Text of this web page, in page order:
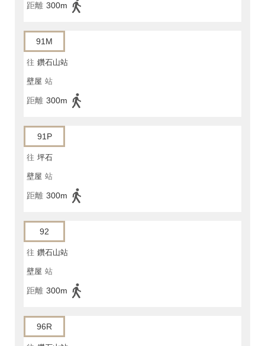
距離 300m
91M
往 鑽石山站
壁屋 站
距離 300m
91P
往 坪石
壁屋 站
距離 300m
92
往 鑽石山站
壁屋 站
距離 300m
96R